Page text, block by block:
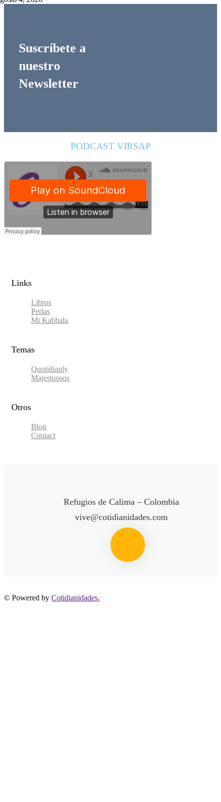
Suscríbete a
nuestro
Newsletter
PODCAST VIRSAP
Links​
Libros
Perlas
Mi Kabbala
Temas
Quotidianly
Majestuosos
Otros
Blog
Contact
Refugios de Calima – Colombia
vive@cotidianidades.com
© Powered by Cotidianidades.